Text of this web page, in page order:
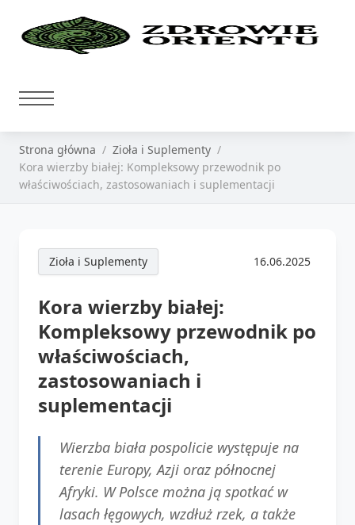
Strona główna
Zioła i Suplementy
Kora wierzby białej: Kompleksowy przewodnik po
właściwościach, zastosowaniach i suplementacji
Zioła i Suplementy 16.06.2025
Kora wierzby białej:
Kompleksowy przewodnik po
właściwościach,
zastosowaniach i
suplementacji
Wierzba biała pospolicie występuje na
terenie Europy, Azji oraz północnej
Afryki. W Polsce można ją spotkać w
lasach łęgowych, wzdłuż rzek, a także